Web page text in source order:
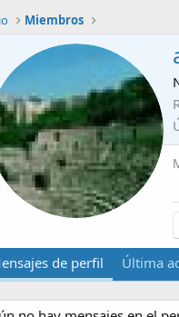
Miembros
de perfil Última